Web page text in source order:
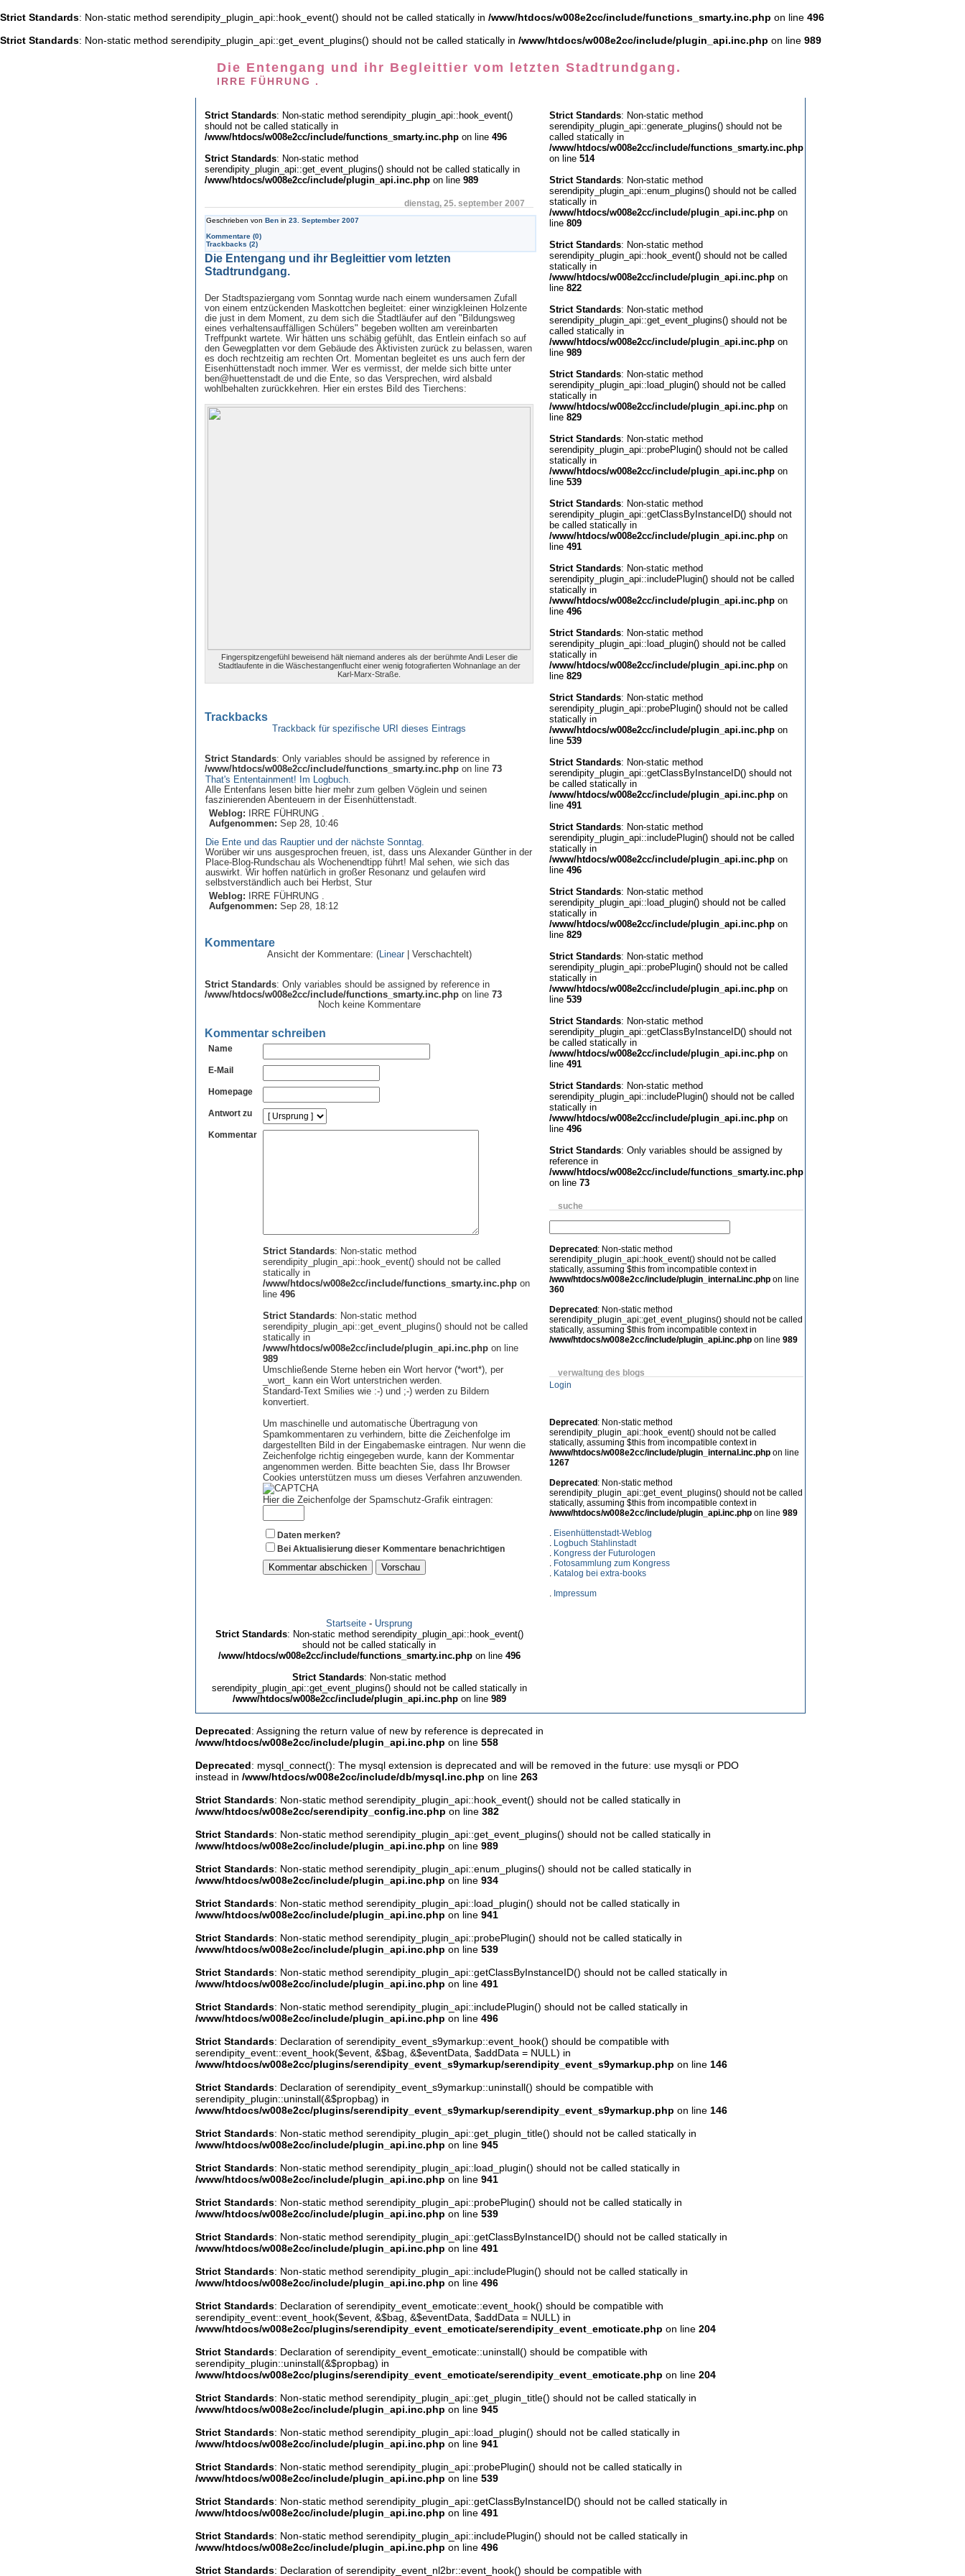
Strict Standards: Non-static method serendipity_plugin_api::hook_event() should not be called statically in /www/htdocs/w008e2cc/include/functions_smarty.inc.php on line 496
Strict Standards: Non-static method serendipity_plugin_api::get_event_plugins() should not be called statically in /www/htdocs/w008e2cc/include/plugin_api.inc.php on line 989
Die Entengang und ihr Begleittier vom letzten Stadtrundgang.
IRRE FÜHRUNG .
Strict Standards: Non-static method serendipity_plugin_api::hook_event()
should not be called statically in
/www/htdocs/w008e2cc/include/functions_smarty.inc.php on line 496
Strict Standards: Non-static method
serendipity_plugin_api::get_event_plugins() should not be called statically in
/www/htdocs/w008e2cc/include/plugin_api.inc.php on line 989
dienstag, 25. september 2007
Geschrieben von Ben in 23. September 2007
Kommentare (0)
Trackbacks (2)
Die Entengang und ihr Begleittier vom letzten
Stadtrundgang.
Der Stadtspaziergang vom Sonntag wurde nach einem wundersamen Zufall
von einem entzückenden Maskottchen begleitet: einer winzigkleinen Holzente
die just in dem Moment, zu dem sich die Stadtläufer auf den "Bildungsweg
eines verhaltensauffälligen Schülers" begeben wollten am vereinbarten
Treffpunkt wartete. Wir hätten uns schäbig gefühlt, das Entlein einfach so auf
den Gewegplatten vor dem Gebäude des Aktivisten zurück zu belassen, waren
es doch rechtzeitig am rechten Ort. Momentan begleitet es uns auch fern der
Eisenhüttenstadt noch immer. Wer es vermisst, der melde sich bitte unter
ben@huettenstadt.de und die Ente, so das Versprechen, wird alsbald
wohlbehalten zurückkehren. Hier ein erstes Bild des Tierchens:
Fingerspitzengefühl beweisend hält niemand anderes als der berühmte Andi Leser die
Stadtlaufente in die Wäschestangenflucht einer wenig fotografierten Wohnanlage an der
Karl-Marx-Straße.
Trackbacks
Trackback für spezifische URI dieses Eintrags
Strict Standards: Only variables should be assigned by reference in
/www/htdocs/w008e2cc/include/functions_smarty.inc.php on line 73
That's Ententainment! Im Logbuch.
Alle Entenfans lesen bitte hier mehr zum gelben Vöglein und seinen
faszinierenden Abenteuern in der Eisenhüttenstadt.
Weblog: IRRE FÜHRUNG .
Aufgenommen: Sep 28, 10:46
Die Ente und das Rauptier und der nächste Sonntag.
Worüber wir uns ausgesprochen freuen, ist, dass uns Alexander Günther in der
Place-Blog-Rundschau als Wochenendtipp führt! Mal sehen, wie sich das
auswirkt. Wir hoffen natürlich in großer Resonanz und gelaufen wird
selbstverständlich auch bei Herbst, Stur
Weblog: IRRE FÜHRUNG .
Aufgenommen: Sep 28, 18:12
Kommentare
Ansicht der Kommentare: (Linear| Verschachtelt)
Strict Standards: Only variables should be assigned by reference in
/www/htdocs/w008e2cc/include/functions_smarty.inc.php on line 73
Noch keine Kommentare
Kommentar schreiben
Name
E-Mail
Homepage
Antwort zu
Kommentar
Strict Standards: Non-static method
serendipity_plugin_api::hook_event() should not be called
statically in
/www/htdocs/w008e2cc/include/functions_smarty.inc.php on
line 496
Strict Standards: Non-static method
serendipity_plugin_api::get_event_plugins() should not be called
statically in
/www/htdocs/w008e2cc/include/plugin_api.inc.php on line
989
Umschließende Sterne heben ein Wort hervor (*wort*), per
_wort_ kann ein Wort unterstrichen werden.
Standard-Text Smilies wie :-) und ;-) werden zu Bildern
konvertiert.
Um maschinelle und automatische Übertragung von
Spamkommentaren zu verhindern, bitte die Zeichenfolge im
dargestellten Bild in der Eingabemaske eintragen. Nur wenn die
Zeichenfolge richtig eingegeben wurde, kann der Kommentar
angenommen werden. Bitte beachten Sie, dass Ihr Browser
Cookies unterstützen muss um dieses Verfahren anzuwenden.
Hier die Zeichenfolge der Spamschutz-Grafik eintragen:
Daten merken?
Bei Aktualisierung dieser Kommentare benachrichtigen
Startseite - Ursprung
Strict Standards: Non-static method serendipity_plugin_api::hook_event()
should not be called statically in
/www/htdocs/w008e2cc/include/functions_smarty.inc.phpon line 496
Strict Standards: Non-static method
serendipity_plugin_api::get_event_plugins() should not be called statically in
/www/htdocs/w008e2cc/include/plugin_api.inc.phpon line 989
Strict Standards: Non-static method
serendipity_plugin_api::generate_plugins() should not be
called statically in
/www/htdocs/w008e2cc/include/functions_smarty.inc.php
on line 514
Strict Standards: Non-static method
serendipity_plugin_api::enum_plugins() should not be called
statically in
/www/htdocs/w008e2cc/include/plugin_api.inc.php on
line 809
Strict Standards: Non-static method
serendipity_plugin_api::hook_event() should not be called
statically in
/www/htdocs/w008e2cc/include/plugin_api.inc.php on
line 822
Strict Standards: Non-static method
serendipity_plugin_api::get_event_plugins() should not be
called statically in
/www/htdocs/w008e2cc/include/plugin_api.inc.php on
line 989
Strict Standards: Non-static method
serendipity_plugin_api::load_plugin() should not be called
statically in
/www/htdocs/w008e2cc/include/plugin_api.inc.php on
line 829
Strict Standards: Non-static method
serendipity_plugin_api::probePlugin() should not be called
statically in
/www/htdocs/w008e2cc/include/plugin_api.inc.php on
line 539
Strict Standards: Non-static method
serendipity_plugin_api::getClassByInstanceID() should not
be called statically in
/www/htdocs/w008e2cc/include/plugin_api.inc.php on
line 491
Strict Standards: Non-static method
serendipity_plugin_api::includePlugin() should not be called
statically in
/www/htdocs/w008e2cc/include/plugin_api.inc.php on
line 496
Strict Standards: Non-static method
serendipity_plugin_api::load_plugin() should not be called
statically in
/www/htdocs/w008e2cc/include/plugin_api.inc.php on
line 829
Strict Standards: Non-static method
serendipity_plugin_api::probePlugin() should not be called
statically in
/www/htdocs/w008e2cc/include/plugin_api.inc.php on
line 539
Strict Standards: Non-static method
serendipity_plugin_api::getClassByInstanceID() should not
be called statically in
/www/htdocs/w008e2cc/include/plugin_api.inc.php on
line 491
Strict Standards: Non-static method
serendipity_plugin_api::includePlugin() should not be called
statically in
/www/htdocs/w008e2cc/include/plugin_api.inc.php on
line 496
Strict Standards: Non-static method
serendipity_plugin_api::load_plugin() should not be called
statically in
/www/htdocs/w008e2cc/include/plugin_api.inc.php on
line 829
Strict Standards: Non-static method
serendipity_plugin_api::probePlugin() should not be called
statically in
/www/htdocs/w008e2cc/include/plugin_api.inc.php on
line 539
Strict Standards: Non-static method
serendipity_plugin_api::getClassByInstanceID() should not
be called statically in
/www/htdocs/w008e2cc/include/plugin_api.inc.php on
line 491
Strict Standards: Non-static method
serendipity_plugin_api::includePlugin() should not be called
statically in
/www/htdocs/w008e2cc/include/plugin_api.inc.php on
line 496
Strict Standards: Only variables should be assigned by
reference in
/www/htdocs/w008e2cc/include/functions_smarty.inc.php
on line 73
suche
Deprecated : Non-static method
serendipity_plugin_api::hook_event() should not be called
statically, assuming $this from incompatible context in
/www/htdocs/w008e2cc/include/plugin_internal.inc.php on line
360
Deprecated : Non-static method
serendipity_plugin_api::get_event_plugins() should not be called
statically, assuming $this from incompatible context in
/www/htdocs/w008e2cc/include/plugin_api.inc.php on line 989
verwaltung des blogs
Login
Deprecated : Non-static method
serendipity_plugin_api::hook_event() should not be called
statically, assuming $this from incompatible context in
/www/htdocs/w008e2cc/include/plugin_internal.inc.php on line
1267
Deprecated : Non-static method
serendipity_plugin_api::get_event_plugins() should not be called
statically, assuming $this from incompatible context in
/www/htdocs/w008e2cc/include/plugin_api.inc.php on line 989
. Eisenhüttenstadt-Weblog
. Logbuch Stahlinstadt
. Kongress der Futurologen
. Fotosammlung zum Kongress
. Katalog bei extra-books
. Impressum
Deprecated: Assigning the return value of new by reference is deprecated in
/www/htdocs/w008e2cc/include/plugin_api.inc.php on line 558
Deprecated: mysql_connect(): The mysql extension is deprecated and will be removed in the future: use mysqli or PDO
instead in /www/htdocs/w008e2cc/include/db/mysql.inc.php on line 263
Strict Standards: Non-static method serendipity_plugin_api::hook_event() should not be called statically in
/www/htdocs/w008e2cc/serendipity_config.inc.php on line 382
Strict Standards: Non-static method serendipity_plugin_api::get_event_plugins() should not be called statically in
/www/htdocs/w008e2cc/include/plugin_api.inc.php on line 989
Strict Standards: Non-static method serendipity_plugin_api::enum_plugins() should not be called statically in
/www/htdocs/w008e2cc/include/plugin_api.inc.php on line 934
Strict Standards: Non-static method serendipity_plugin_api::load_plugin() should not be called statically in
/www/htdocs/w008e2cc/include/plugin_api.inc.php on line 941
Strict Standards: Non-static method serendipity_plugin_api::probePlugin() should not be called statically in
/www/htdocs/w008e2cc/include/plugin_api.inc.php on line 539
Strict Standards: Non-static method serendipity_plugin_api::getClassByInstanceID() should not be called statically in
/www/htdocs/w008e2cc/include/plugin_api.inc.php on line 491
Strict Standards: Non-static method serendipity_plugin_api::includePlugin() should not be called statically in
/www/htdocs/w008e2cc/include/plugin_api.inc.php on line 496
Strict Standards: Declaration of serendipity_event_s9ymarkup::event_hook() should be compatible with
serendipity_event::event_hook($event, &$bag, &$eventData, $addData = NULL) in
/www/htdocs/w008e2cc/plugins/serendipity_event_s9ymarkup/serendipity_event_s9ymarkup.php on line 146
Strict Standards: Declaration of serendipity_event_s9ymarkup::uninstall() should be compatible with
serendipity_plugin::uninstall(&$propbag) in
/www/htdocs/w008e2cc/plugins/serendipity_event_s9ymarkup/serendipity_event_s9ymarkup.php on line 146
Strict Standards: Non-static method serendipity_plugin_api::get_plugin_title() should not be called statically in
/www/htdocs/w008e2cc/include/plugin_api.inc.php on line 945
Strict Standards: Non-static method serendipity_plugin_api::load_plugin() should not be called statically in
/www/htdocs/w008e2cc/include/plugin_api.inc.php on line 941
Strict Standards: Non-static method serendipity_plugin_api::probePlugin() should not be called statically in
/www/htdocs/w008e2cc/include/plugin_api.inc.php on line 539
Strict Standards: Non-static method serendipity_plugin_api::getClassByInstanceID() should not be called statically in
/www/htdocs/w008e2cc/include/plugin_api.inc.php on line 491
Strict Standards: Non-static method serendipity_plugin_api::includePlugin() should not be called statically in
/www/htdocs/w008e2cc/include/plugin_api.inc.php on line 496
Strict Standards: Declaration of serendipity_event_emoticate::event_hook() should be compatible with
serendipity_event::event_hook($event, &$bag, &$eventData, $addData = NULL) in
/www/htdocs/w008e2cc/plugins/serendipity_event_emoticate/serendipity_event_emoticate.php on line 204
Strict Standards: Declaration of serendipity_event_emoticate::uninstall() should be compatible with
serendipity_plugin::uninstall(&$propbag) in
/www/htdocs/w008e2cc/plugins/serendipity_event_emoticate/serendipity_event_emoticate.php on line 204
Strict Standards: Non-static method serendipity_plugin_api::get_plugin_title() should not be called statically in
/www/htdocs/w008e2cc/include/plugin_api.inc.php on line 945
Strict Standards: Non-static method serendipity_plugin_api::load_plugin() should not be called statically in
/www/htdocs/w008e2cc/include/plugin_api.inc.php on line 941
Strict Standards: Non-static method serendipity_plugin_api::probePlugin() should not be called statically in
/www/htdocs/w008e2cc/include/plugin_api.inc.php on line 539
Strict Standards: Non-static method serendipity_plugin_api::getClassByInstanceID() should not be called statically in
/www/htdocs/w008e2cc/include/plugin_api.inc.php on line 491
Strict Standards: Non-static method serendipity_plugin_api::includePlugin() should not be called statically in
/www/htdocs/w008e2cc/include/plugin_api.inc.php on line 496
Strict Standards: Declaration of serendipity_event_nl2br::event_hook() should be compatible with